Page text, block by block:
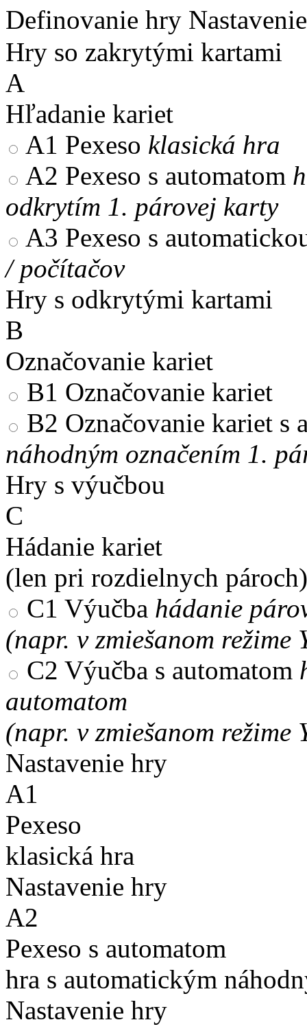
Definovanie hry
Hry so zakrytými kartami
A
Hľadanie kariet
A1 Pexeso klasická hra
A2 Pexeso s automatom
odkrytím 1. párovej karty
A3 Pexeso s
/ počítačov
Hry s odkrytými kartami
B
Označovanie kariet
B1 Označovanie kariet
B2 Označovanie kariet s
náhodným označením 1.
Hry s výučbou
C
Hádanie kariet
(len pri rozdielnych pároch)
C1 Výučba hádanie
(napr. v zmiešanom režime
C2 Výučba s automatom
automatom
(napr. v zmiešanom režime
Nastavenie hry
A1
Pexeso
klasická hra
Nastavenie hry
A2
Pexeso s automatom
hra s automatickým
Nastavenie hry